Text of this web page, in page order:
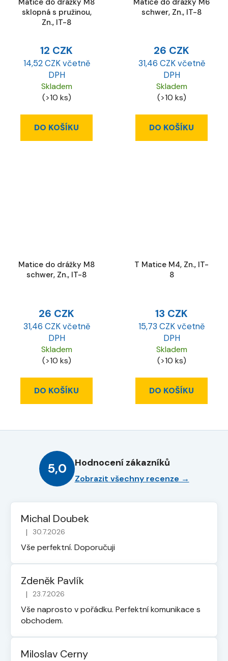
sklopná s pružinou,
Zn., IT-8
12 CZK
14,52 CZK včetně
DPH
Skladem
(>10 ks)
DO KOŠÍKU
schwer, Zn., IT-8
26 CZK
31,46 CZK včetně
DPH
Skladem
(>10 ks)
DO KOŠÍKU
Matice do drážky M8
schwer, Zn., IT-8
26 CZK
31,46 CZK včetně
DPH
Skladem
(>10 ks)
DO KOŠÍKU
T Matice M4, Zn., IT-
8
13 CZK
15,73 CZK včetně
DPH
Skladem
(>10 ks)
DO KOŠÍKU
5,0 Hodnocení zákazníků
Zobrazit všechny recenze →
Michal Doubek
Hodnocení obchodu je 5 z 5 hvězdiček.
| 30.7.2026
Vše perfektní. Doporučuji
Zdeněk Pavlík
Hodnocení obchodu je 5 z 5 hvězdiček.
| 23.7.2026
Vše naprosto v pořádku. Perfektní komunikace s
obchodem.
Miloslav Cerny